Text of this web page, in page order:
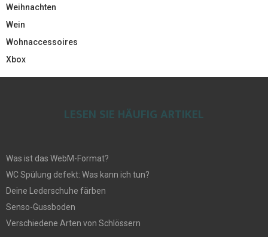
Weihnachten
Wein
Wohnaccessoires
Xbox
LESEN SIE HÄUFIG ARTIKEL
Was ist das WebM-Format?
WC Spülung defekt: Was kann ich tun?
Deine Lederschuhe färben
Senso-Gussboden
Verschiedene Arten von Schlössern